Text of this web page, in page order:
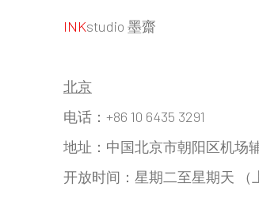
INKstudio 墨齋
北京
电话：+86 10 6435 3291
地址：中国北京市朝阳区机场
开放时间：星期二至星期天 （